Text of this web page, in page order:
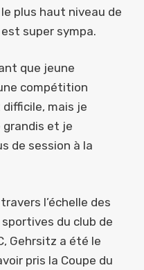
plus haut niveau de
super sympa.
que jeune
compétition
mais je
grandis et je
de session à la
l’échelle des
du club de
Gehrsitz a été le
pris la Coupe du